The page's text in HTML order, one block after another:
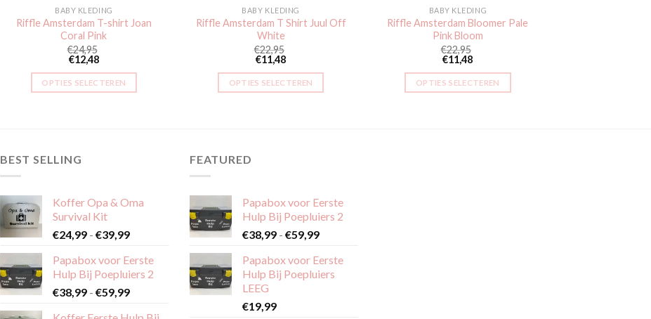
BABY KLEDING
Riffle Amsterdam T-shirt Joan
Coral Pink
€24,95
€12,48
OPTIES SELECTEREN
optie
kan
gekozen
op
de
productpagina
BABY KLEDING
Riffle Amsterdam T Shirt Juul Off
White
€22,95
€11,48
OPTIES SELECTEREN
kan
gekozen
op
de
BABY KLEDING
Riffle Amsterdam Bloomer Pale
Pink Bloom
€22,95
€11,48
OPTIES SELECTEREN
BEST SELLING
Koffer Opa & Oma
Survival Kit
€24,99 - €39,99Prijsklasse:
tot
€39,99
Papabox voor Eerste
Hulp Bij Poepluiers 2
€38,99 - €59,99Prijsklasse:
FEATURED
Papabox voor Eerste
Hulp Bij Poepluiers 2
€38,99 - €59,99Prijsklasse:
tot
€59,99
Papabox voor Eerste
Hulp Bij Poepluiers
LEEG
€19,99